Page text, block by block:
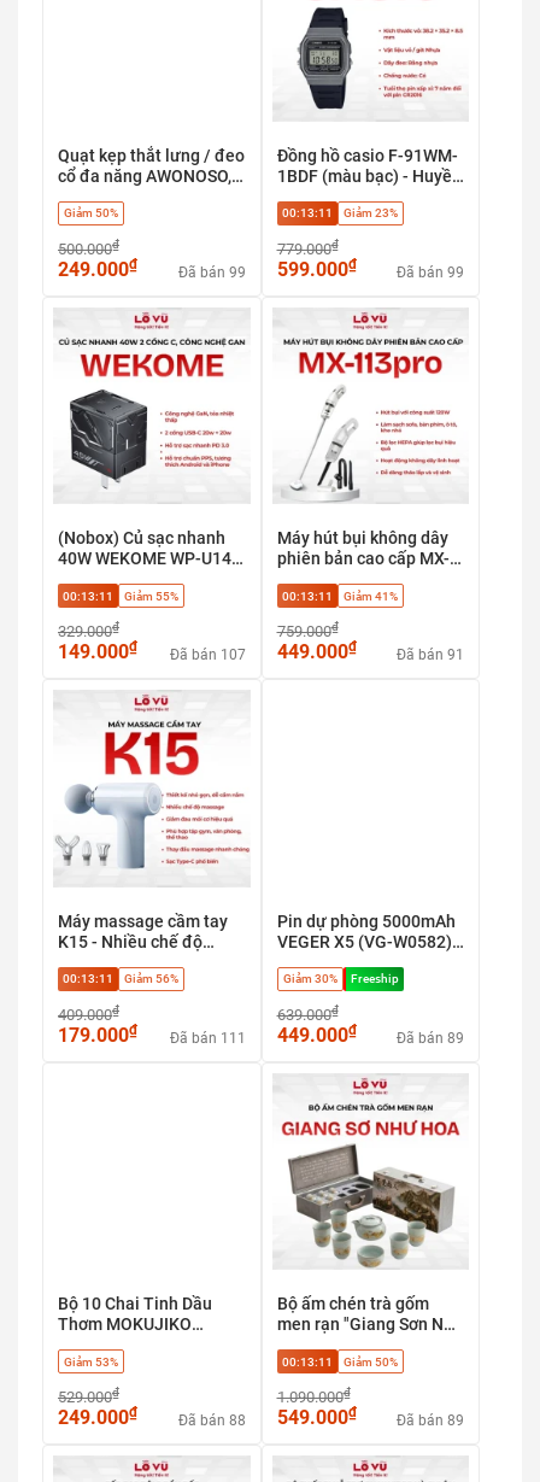
Quạt kẹp thắt lưng / đeo
cổ đa năng AWONOSO,
mạnh mẽ 10.000 RPM,
làm mát suốt cả ngày
Giảm 50%
500.000₫
249.000₫ Đã bán 99
Đồng hồ casio F-91WM-
1BDF (màu bạc) - Huyền
cách Retro
00:13:08 Giảm 23%
779.000₫
599.000₫ Đã bán 99
(Nobox) Củ sạc nhanh
40W WEKOME WP-U14,
2 cổng Type-C 20w +
20w, Công nghệ GaN. Hỗ
trợ chuẩn PPS
00:13:08 Giảm 55%
329.000₫
149.000₫ Đã bán 107
Máy hút bụi không dây
phiên bản cao cấp MX-
113pro - Hút bụi với
công suất 120W, Làm
sạch sofa, bàn phím, ô
tô, khe nhỏ
00:13:08 Giảm 41%
759.000₫
449.000₫ Đã bán 91
Máy massage cầm tay
K15 - Nhiều chế độ
cơ hiệu quả
00:13:08 Giảm 56%
409.000₫
179.000₫ Đã bán 111
Pin dự phòng 5000mAh
VEGER X5 (VG-W0582),
sạc nhanh 20w &
Magsafe
Giảm 30% Freeship
639.000₫
449.000₫ Đã bán 89
Bộ 10 Chai Tinh Dầu
Thơm MOKUJIKO
Favorite Fruit, hương
trái cây tự nhiên, khử
Giảm 53%
529.000₫
249.000₫ Đã bán 88
Bộ ấm chén trà gốm
men rạn "Giang Sơn Như
Hoa" - Tuyệt tác trà cụ
phong thủy cao cấp
00:13:08 Giảm 50%
1.090.000₫
549.000₫ Đã bán 89